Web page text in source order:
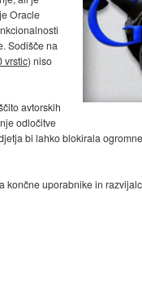
Oracle
Sodišče na
vrstic) niso
avtorskih
odločitve
bi lahko blokirala
uporabnike in